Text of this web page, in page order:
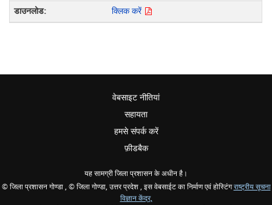
क्लिक करें
वेबसाइट नीतियां
सहायता
हमसे संपर्क करें
फ़ीडबैक
यह सामग्री जिला प्रशासन के अधीन है।
© जिला प्रशासन गोण्डा , © जिला गोण्डा, उत्तर प्रदेश , इस वेबसाईट का निर्माण एवं होस्टिंगराष्ट्रीय सूचना
विज्ञान केंद्र,